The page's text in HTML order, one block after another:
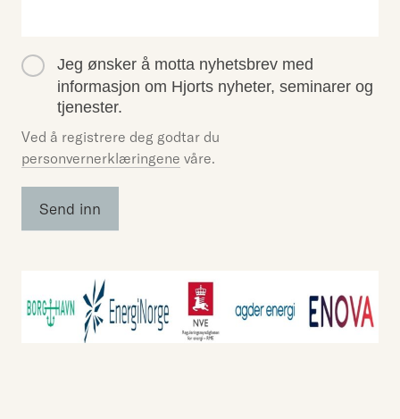
Jeg ønsker å motta nyhetsbrev med
informasjon om Hjorts nyheter, seminarer og
tjenester.
Ved å registrere deg godtar du
personvernerklæringene våre.
Send inn